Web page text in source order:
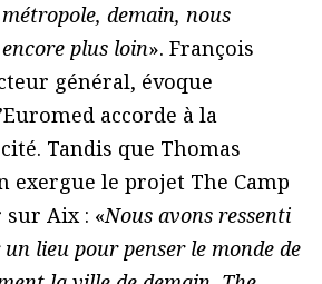
demain, nous
plus loin». François
général, évoque
accorde à la
Tandis que Thomas
exergue le projet The Camp
Aix : «Nous avons ressenti
lieu pour penser le monde de